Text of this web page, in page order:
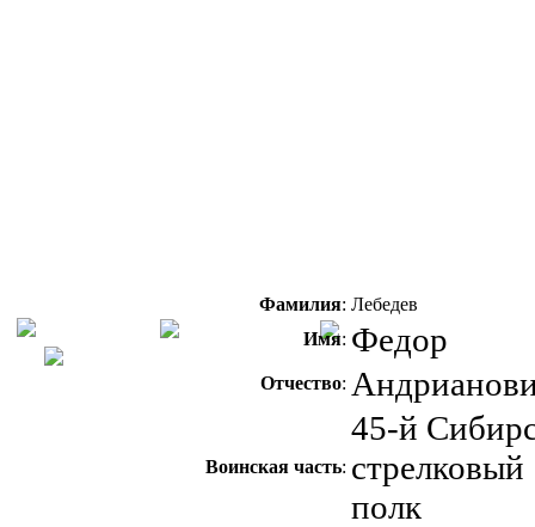
Фамилия: Лебедев
Имя: Федор
Отчество:
Воинская часть:
45-й
стрелковый
полк